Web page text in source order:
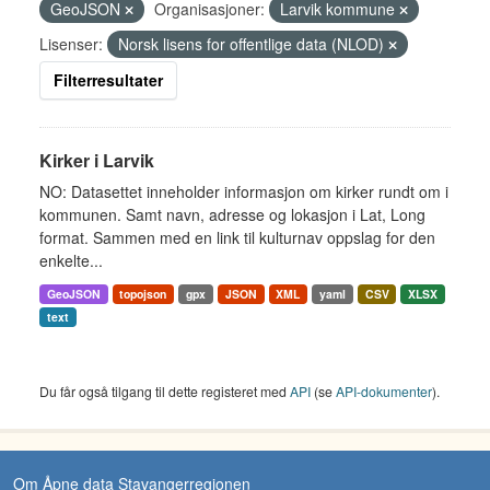
GeoJSON
Organisasjoner:
Larvik kommune
Lisenser:
Norsk lisens for offentlige data (NLOD)
Filterresultater
Kirker i Larvik
NO: Datasettet inneholder informasjon om kirker rundt om i
kommunen. Samt navn, adresse og lokasjon i Lat, Long
format. Sammen med en link til kulturnav oppslag for den
enkelte...
GeoJSON topojson gpx JSON XML yaml CSV
XLSX
text
Du får også tilgang til dette registeret med API (seAPI-dokumenter).
Om Åpne data Stavangerregionen